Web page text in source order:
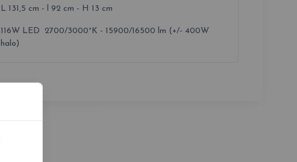
L 131,5 cm - l 92 cm - H 13 cm
116W LED 2700/3000°K - 15900/16500 lm (+/- 400W
halo)